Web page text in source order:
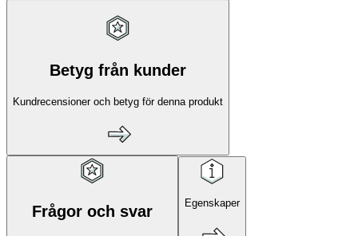
Betyg från kunder
Kundrecensioner och betyg för denna produkt
Frågor och svar
Egenskaper